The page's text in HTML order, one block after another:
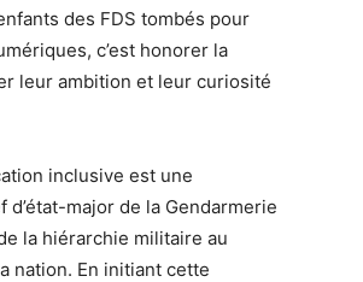
des FDS tombés pour
c’est honorer la
leur ambition et leur curiosité
inclusive est une
major de la Gendarmerie
la hiérarchie militaire au
nation. En initiant cette